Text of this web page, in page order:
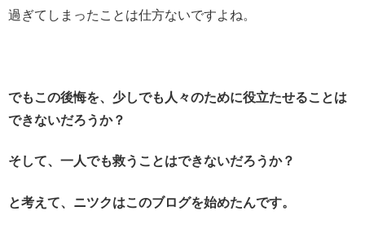
過ぎてしまったことは仕方ないですよね。
でもこの後悔を、少しでも人々のために役立たせることは
できないだろうか？
そして、一人でも救うことはできないだろうか？
と考えて、ニツクはこのブログを始めたんです。